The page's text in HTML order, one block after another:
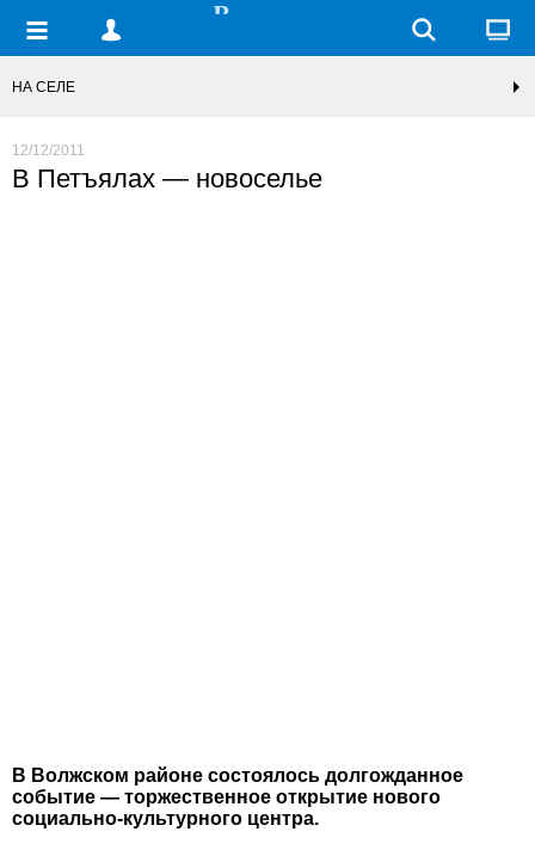
НА СЕЛЕ
12/12/2011
В Петъялах — новоселье
В Волжском районе состоялось долгожданное
событие — торжественное открытие нового
социально-культурного центра.